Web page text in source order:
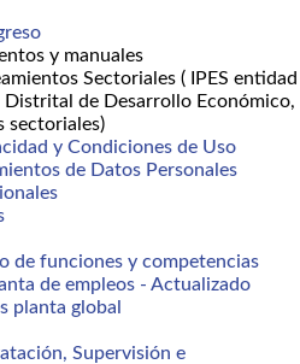
y manuales
Sectoriales ( IPES entidad
Distrital de Desarrollo Económico,
sectoriales)
y Condiciones de Uso
de Datos Personales
de funciones y competencias
de empleos - Actualizado
planta global
Supervisión e